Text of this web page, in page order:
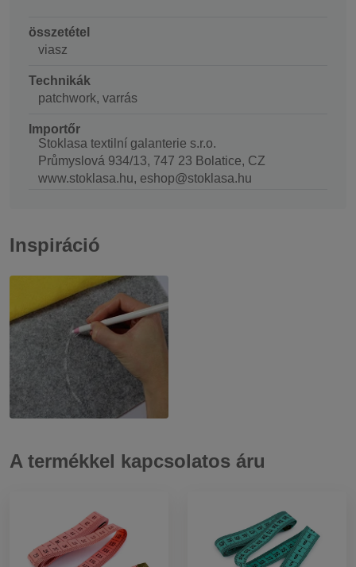
összetétel
viasz
Technikák
patchwork, varrás
Importőr
Stoklasa textilní galanterie s.r.o.
Průmyslová 934/13, 747 23 Bolatice, CZ
www.stoklasa.hu, eshop@stoklasa.hu
Inspiráció
A termékkel kapcsolatos áru